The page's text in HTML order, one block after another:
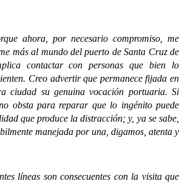
por necesario compromiso, me
más al mundo del puerto de Santa Cruz de
contactar con personas que bien lo
Creo advertir que permanece fijada en
ciudad su genuina vocación portuaria. Si
obsta para reparar que lo ingénito puede
que produce la distracción; y, ya se sabe,
manejada por una, digamos, atenta y
son consecuentes con la visita que